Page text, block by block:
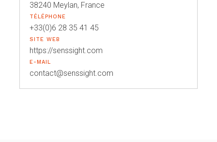
38240 Meylan, France
TÉLÉPHONE
+33(0)6 28 35 41 45
SITE WEB
https://senssight.com
E-MAIL
contact@senssight.com